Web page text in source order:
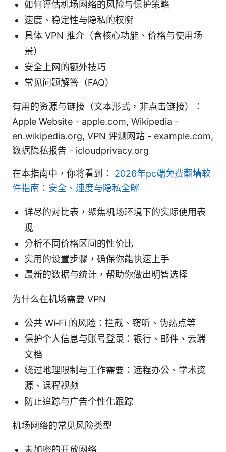
如何评估机场网络的风险与保护策略
速度、稳定性与隐私的权衡
具体 VPN 推介（含核心功能、价格与使用场
景）
安全上网的额外技巧
常见问题解答（FAQ）
有用的资源与链接（文本形式，非点击链接）：
Apple Website - apple.com, Wikipedia -
en.wikipedia.org, VPN 评测网站 - example.com,
数据隐私报告 - icloudprivacy.org
在本指南中，你将看到： 2026年pc端免费翻墙软
件指南：安全、速度与隐私全解
详尽的对比表，聚焦机场环境下的实际使用表
现
分析不同价格区间的性价比
实用的设置步骤，确保你能快速上手
最新的数据与统计，帮助你做出明智选择
为什么在机场需要 VPN
公共 Wi‑Fi 的风险：拦截、窃听、伪热点等
保护个人信息与账号登录：银行、邮件、云端
文档
绕过地理限制与工作需要：远程办公、学术资
源、课程视频
防止追踪与广告个性化跟踪
机场网络的常见风险类型
未加密的开放网络